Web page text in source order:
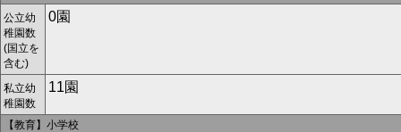
公立幼
稚園数
(国立を
含む)
0園
私立幼
稚園数
11園
【教育】小学校